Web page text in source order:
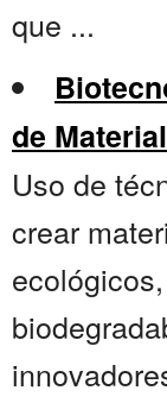
que ...
de
Uso de
crear